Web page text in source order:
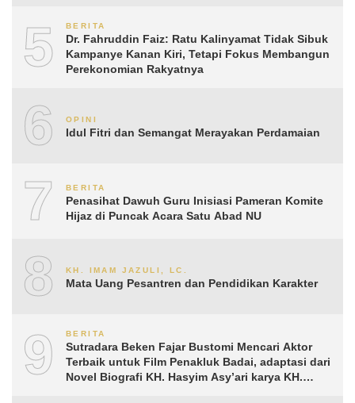
5 BERITA
Dr. Fahruddin Faiz: Ratu Kalinyamat Tidak Sibuk
Kampanye Kanan Kiri, Tetapi Fokus Membangun
Perekonomian Rakyatnya
6 OPINI
Idul Fitri dan Semangat Merayakan Perdamaian
7 BERITA
Penasihat Dawuh Guru Inisiasi Pameran Komite
Hijaz di Puncak Acara Satu Abad NU
8 KH. IMAM JAZULI, LC.
Mata Uang Pesantren dan Pendidikan Karakter
9 BERITA
Sutradara Beken Fajar Bustomi Mencari Aktor
Terbaik untuk Film Penakluk Badai, adaptasi dari
Novel Biografi KH. Hasyim Asy’ari karya KH.